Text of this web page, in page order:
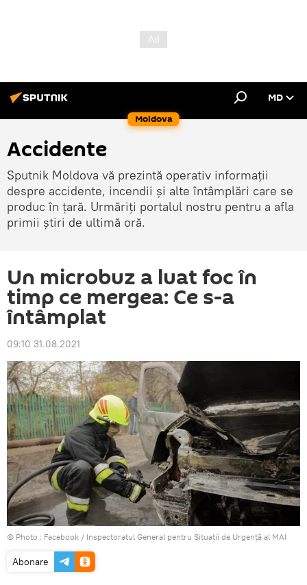
Moldova
MD
Accidente
Sputnik Moldova vă prezintă operativ informații
despre accidente, incendii și alte întâmplări care se
produc în țară. Urmăriți portalul nostru pentru a afla
primii știri de ultimă oră.
Un microbuz a luat foc în
timp ce mergea: Ce s-a
întâmplat
09:10 31.08.2021
© Photo : Facebook / Inspectoratul General pentru Situații de Urgență al MAI
Abonare